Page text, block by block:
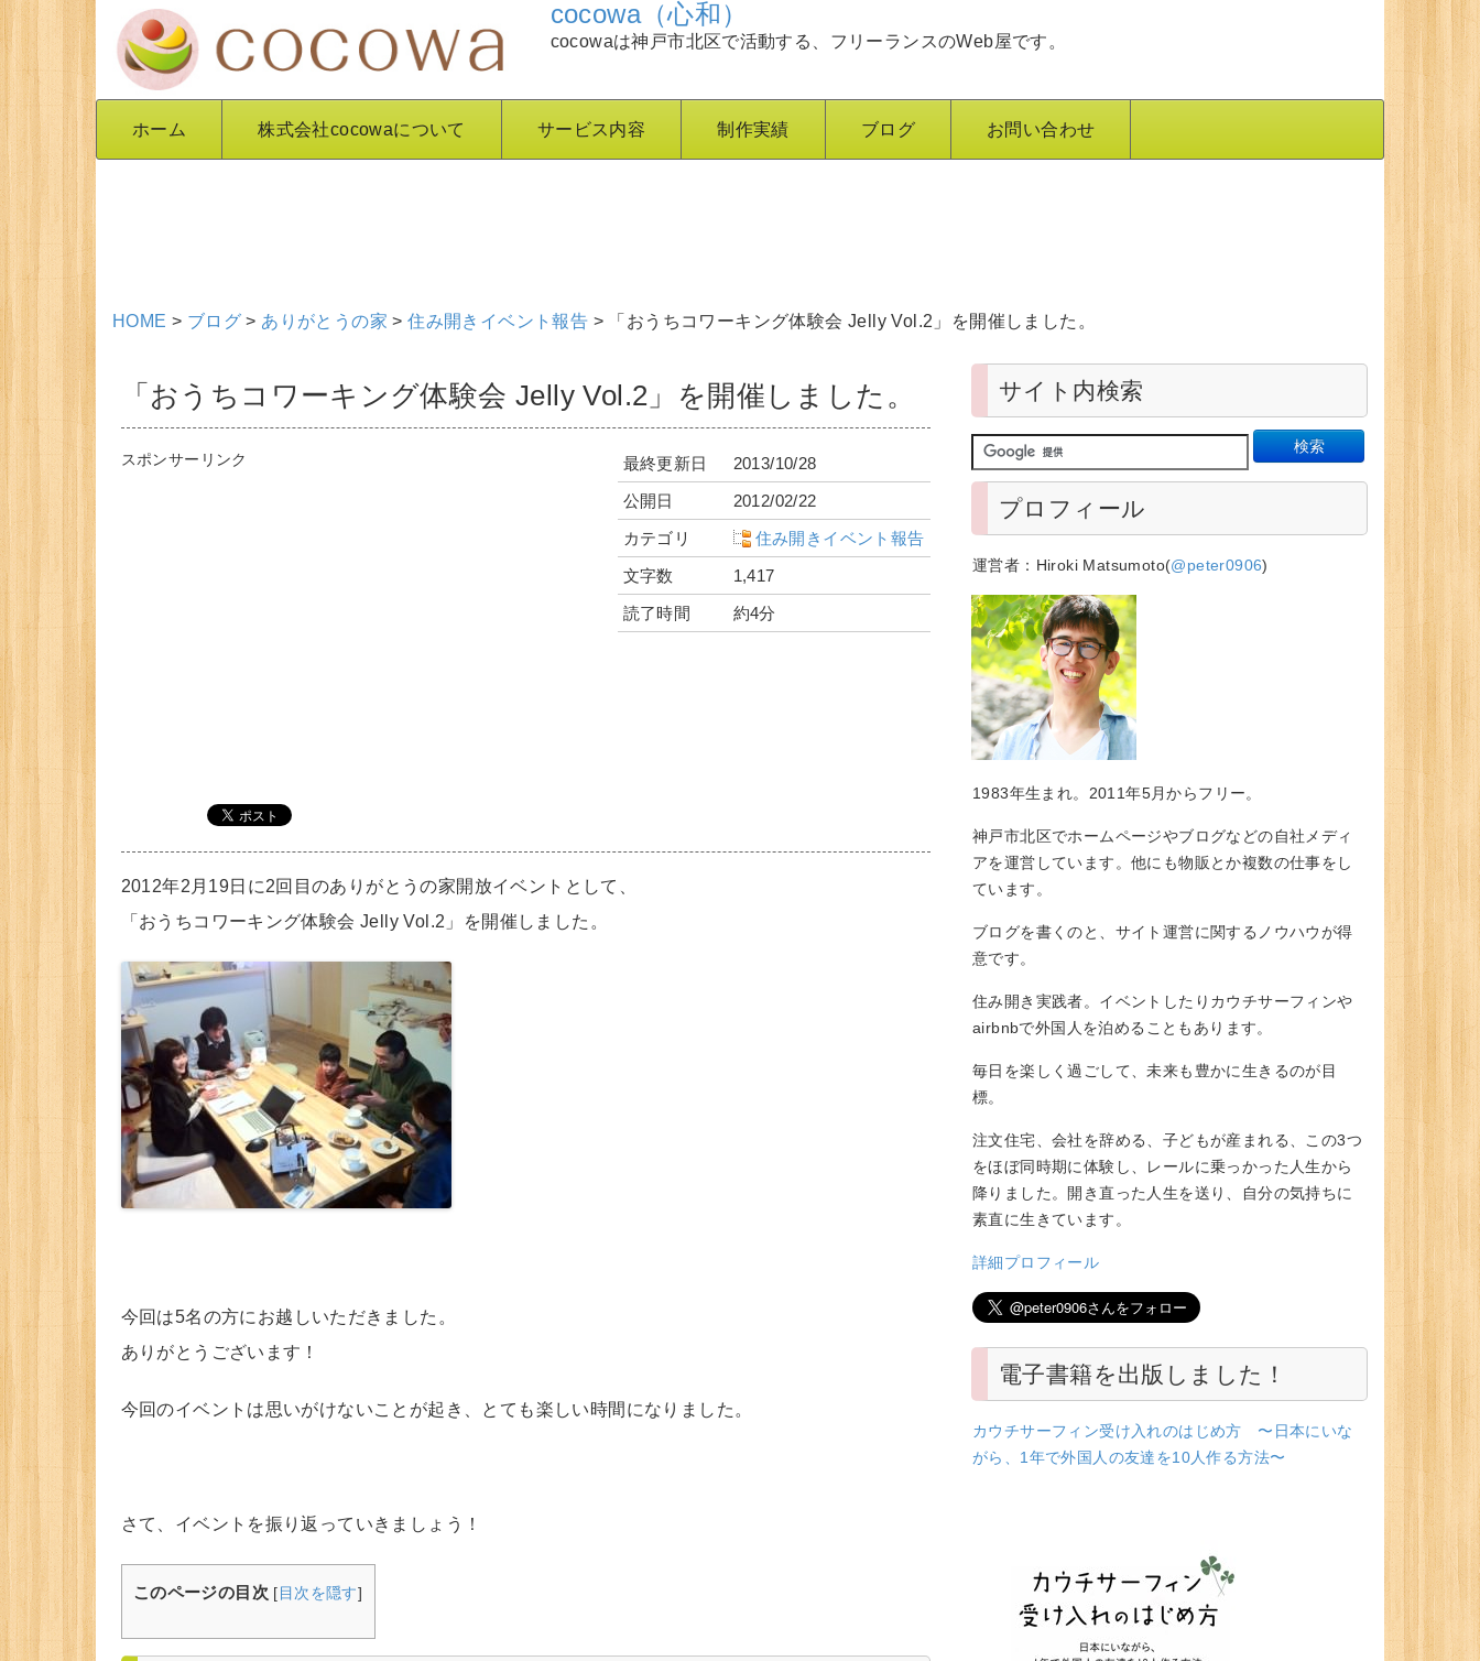
cocowa（心和）
cocowaは神戸市北区で活動する、フリーランスのWeb屋です。
ホーム 株式会社cocowaについて サービス内容 制作実績 ブログ お問い合わせ
HOME > ブログ > ありがとうの家 >住み開きイベント報告 > 「おうちコワーキング体験会 Jelly Vol.2」を開催しました。
「おうちコワーキング体験会 Jelly Vol.2」を開催しました。
スポンサーリンク 最終更新日
2013/10/28
公開日
2012/02/22
カテゴリ
住み開きイベント報告
文字数
1,417
読了時間
約4分
2012年2月19日に2回目のありがとうの家開放イベントとして、
「おうちコワーキング体験会 Jelly Vol.2」を開催しました。
今回は5名の方にお越しいただきました。
ありがとうございます！
今回のイベントは思いがけないことが起き、とても楽しい時間になりました。
さて、イベントを振り返っていきましょう！
このページの目次 [ 目次を隠す]
サイト内検索
プロフィール
運営者：Hiroki Matsumoto(@peter0906)
1983年生まれ。2011年5月からフリー。
神戸市北区でホームページやブログなどの自社メディ
アを運営しています。他にも物販とか複数の仕事をし
ています。
ブログを書くのと、サイト運営に関するノウハウが得
意です。
住み開き実践者。イベントしたりカウチサーフィンや
airbnbで外国人を泊めることもあります。
毎日を楽しく過ごして、未来も豊かに生きるのが目
標。
注文住宅、会社を辞める、子どもが産まれる、この3つ
をほぼ同時期に体験し、レールに乗っかった人生から
降りました。開き直った人生を送り、自分の気持ちに
素直に生きています。
詳細プロフィール
電子書籍を出版しました！
カウチサーフィン受け入れのはじめ方 〜日本にいな
がら、1年で外国人の友達を10人作る方法〜